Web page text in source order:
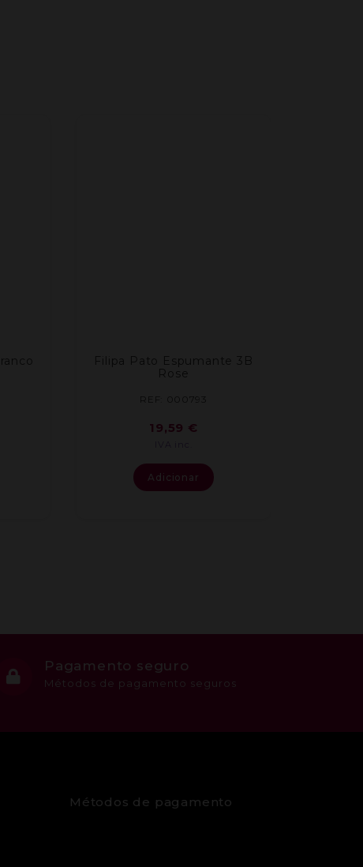
Filipa Pato Espumante 3B
Rose
REF: 000793
19,59 €
Adicionar
Pagamento seguro
Métodos de pagamento seguros
Métodos de pagamento